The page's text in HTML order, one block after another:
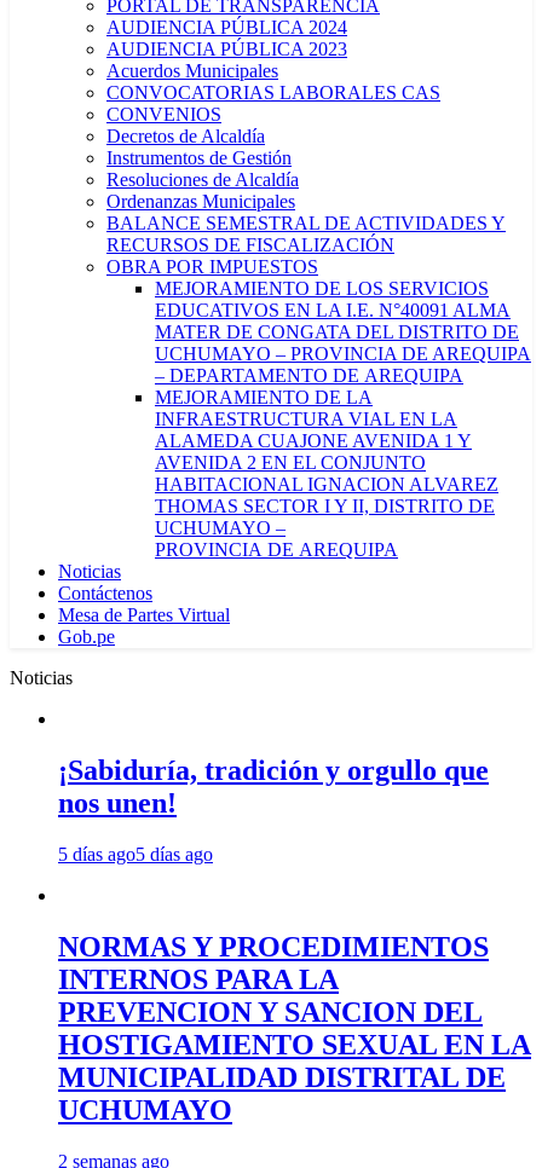
PORTAL DE TRANSPARENCIA
AUDIENCIA PÚBLICA 2024
AUDIENCIA PÚBLICA 2023
Acuerdos Municipales
CONVOCATORIAS LABORALES CAS
CONVENIOS
Decretos de Alcaldía
Instrumentos de Gestión
Resoluciones de Alcaldía
Ordenanzas Municipales
BALANCE SEMESTRAL DE ACTIVIDADES Y
RECURSOS DE FISCALIZACIÓN
OBRA POR IMPUESTOS
MEJORAMIENTO DE LOS SERVICIOS
EDUCATIVOS EN LA I.E. N°40091 ALMA
MATER DE CONGATA DEL DISTRITO DE
UCHUMAYO – PROVINCIA DE AREQUIPA
– DEPARTAMENTO DE AREQUIPA
MEJORAMIENTO DE LA
INFRAESTRUCTURA VIAL EN LA
ALAMEDA CUAJONE AVENIDA 1 Y
AVENIDA 2 EN EL CONJUNTO
HABITACIONAL IGNACION ALVAREZ
THOMAS SECTOR I Y II, DISTRITO DE
UCHUMAYO –
PROVINCIA DE AREQUIPA
Noticias
Contáctenos
Mesa de Partes Virtual
Gob.pe
Noticias
¡Sabiduría, tradición y orgullo que
nos unen!
5 días ago5 días ago
NORMAS Y PROCEDIMIENTOS
INTERNOS PARA LA
PREVENCION Y SANCION DEL
HOSTIGAMIENTO SEXUAL EN LA
MUNICIPALIDAD DISTRITAL DE
UCHUMAYO
2 semanas ago